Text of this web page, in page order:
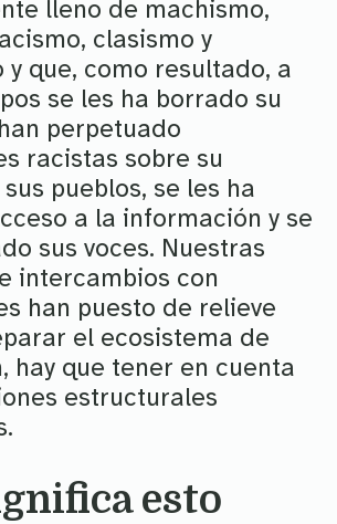
lleno de machismo,
clasismo y
que, como resultado, a
se les ha borrado su
perpetuado
racistas sobre su
pueblos, se les ha
a la información y se
sus voces. Nuestras
intercambios con
han puesto de relieve
el ecosistema de
hay que tener en cuenta
estructurales
esto